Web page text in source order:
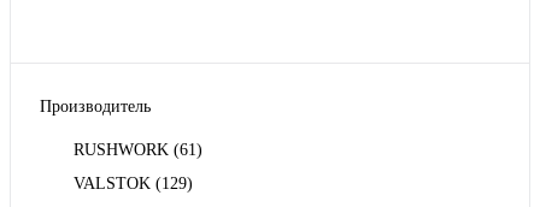
Производитель
RUSHWORK (61)
VALSTOK (129)